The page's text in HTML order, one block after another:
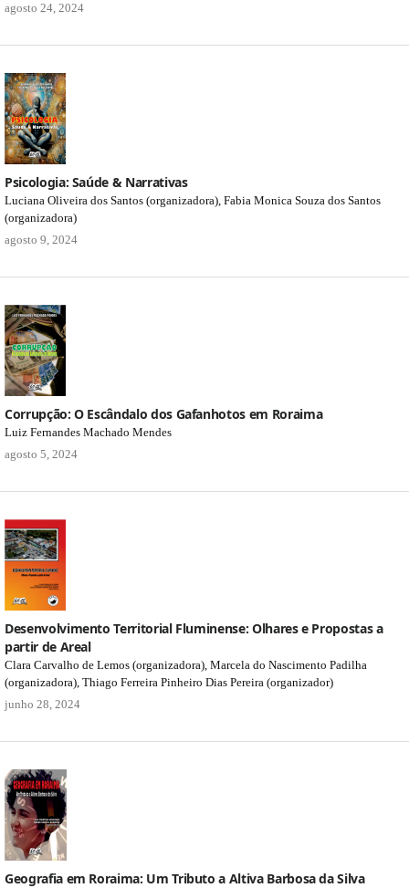
agosto 24, 2024
Psicologia: Saúde & Narrativas
Luciana Oliveira dos Santos (organizadora), Fabia Monica Souza dos Santos
(organizadora)
agosto 9, 2024
Corrupção: O Escândalo dos Gafanhotos em Roraima
Luiz Fernandes Machado Mendes
agosto 5, 2024
Desenvolvimento Territorial Fluminense: Olhares e Propostas a
partir de Areal
Clara Carvalho de Lemos (organizadora), Marcela do Nascimento Padilha
(organizadora), Thiago Ferreira Pinheiro Dias Pereira (organizador)
junho 28, 2024
Geografia em Roraima: Um Tributo a Altiva Barbosa da Silva